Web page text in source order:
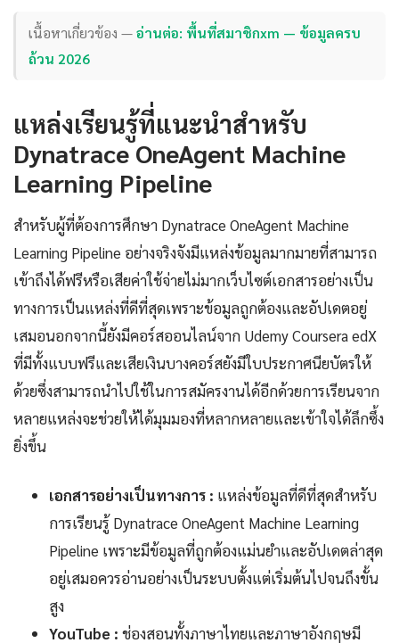
เนื้อหาเกี่ยวข้อง —อ่านต่อ: พื้นที่สมาชิกxm — ข้อมูลครบ
ถ้วน 2026
แหล่งเรียนรู้ที่แนะนำสำหรับ
Dynatrace OneAgent Machine
Learning Pipeline
สำหรับผู้ที่ต้องการศึกษา Dynatrace OneAgent Machine
Learning Pipeline อย่างจริงจังมีแหล่งข้อมูลมากมายที่สามารถ
เข้าถึงได้ฟรีหรือเสียค่าใช้จ่ายไม่มากเว็บไซต์เอกสารอย่างเป็น
ทางการเป็นแหล่งที่ดีที่สุดเพราะข้อมูลถูกต้องและอัปเดตอยู่
เสมอนอกจากนี้ยังมีคอร์สออนไลน์จาก Udemy Coursera edX
ที่มีทั้งแบบฟรีและเสียเงินบางคอร์สยังมีใบประกาศนียบัตรให้
ด้วยซึ่งสามารถนำไปใช้ในการสมัครงานได้อีกด้วยการเรียนจาก
หลายแหล่งจะช่วยให้ได้มุมมองที่หลากหลายและเข้าใจได้ลึกซึ้ง
ยิ่งขึ้น
เอกสารอย่างเป็นทางการ : แหล่งข้อมูลที่ดีที่สุดสำหรับ
การเรียนรู้ Dynatrace OneAgent Machine Learning
Pipeline เพราะมีข้อมูลที่ถูกต้องแม่นยำและอัปเดตล่าสุด
อยู่เสมอควรอ่านอย่างเป็นระบบตั้งแต่เริ่มต้นไปจนถึงขั้น
สูง
YouTube : ช่องสอนทั้งภาษาไทยและภาษาอังกฤษมี